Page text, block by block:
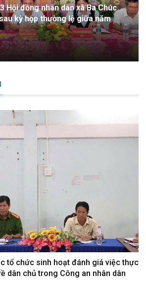
dân xã Ba Chúc
lệ giữa năm
Hội đồng
vụ tranh
06/08/2026
tổ chức sinh hoạt đánh giá việc thực
dân chủ trong Công an nhân dân